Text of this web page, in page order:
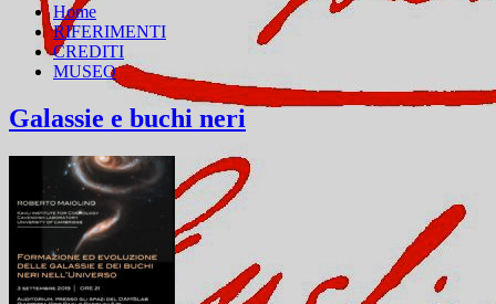
Home
RIFERIMENTI
CREDITI
MUSEO
Galassie e buchi neri